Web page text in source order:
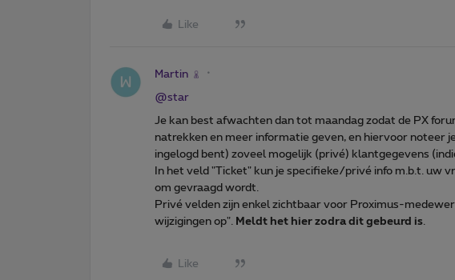
Like
Martin
@star
Je kan best afwachten dan tot maandag zodat de PX
natrekken en meer informatie geven, en hiervoor noteer
ingelogd bent) zoveel mogelijk (privé) klantgegevens
In het veld "Ticket" kun je specifieke/privé info m.b.t. uw
om gevraagd wordt.
Privé velden zijn enkel zichtbaar voor Proximus-
wijzigingen op".
Meldt het hier zodra dit gebeurd is
Like